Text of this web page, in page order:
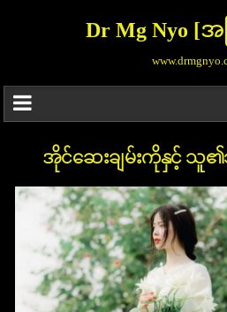
Dr Mg Nyo [
အိုင်ဆေးချမ်းကိုနှင့် သူ